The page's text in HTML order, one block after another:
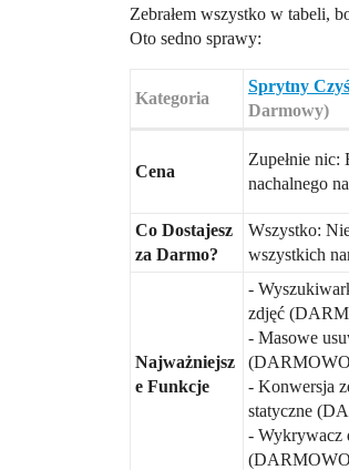
Zebrałem wszystko w tabeli,
Oto sedno sprawy:
Kategoria
Sprytny
Darmowy)
Cena
Zupełnie nic:
nachalnego
Co Dostajesz
za Darmo?
Wszystko:
wszystkich
Najważniejsz
e Funkcje
-
zdjęć
- Masowe
- Konwersja
statyczne
- Wykrywacz